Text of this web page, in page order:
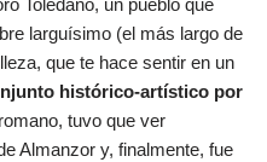
Toledano, un pueblo que
larguísimo (el más largo de
que te hace sentir en un
histórico-artístico por
tuvo que ver
Almanzor y, finalmente, fue